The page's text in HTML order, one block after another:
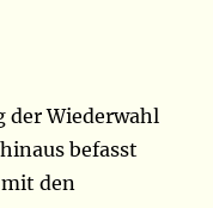
der Wiederwahl
befasst
mit den